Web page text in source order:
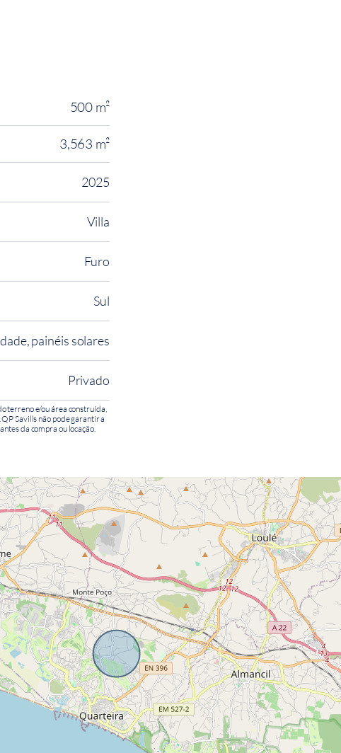
500 m²
3,563 m²
2025
Villa
Furo
Sul
painéis solares
Privado
terreno e/ou área construída,
Savills não pode garantir a
da compra ou locação.